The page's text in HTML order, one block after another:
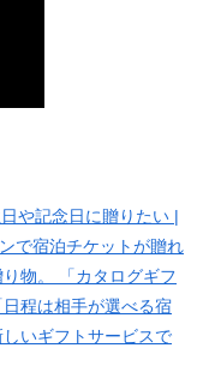
や記念日に贈りたい |
で宿泊チケットが贈れ
物。 「カタログギフ
程は相手が選べる宿
いギフトサービスで